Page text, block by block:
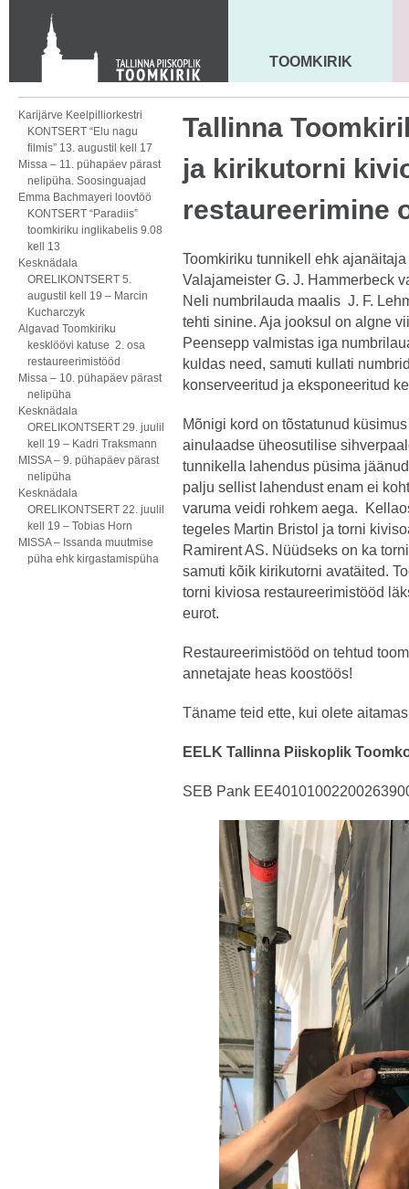
KONTAKT
Toom-Kooli 6, 10130 TALLINN
tallinna.toom@eelk.ee
MAARJA KIRIK
TOOMKIRIK
Karijärve Keelpilliorkestri
KONTSERT “Elu nagu
filmis” 13. augustil kell 17
Missa – 11. pühapäev pärast
nelipüha. Soosinguajad
Emma Bachmayeri loovtöö
KONTSERT “Paradiis”
toomkiriku inglikabelis 9.08
kell 13
Kesknädala
ORELIKONTSERT 5.
augustil kell 19 – Marcin
Kucharczyk
Algavad Toomkiriku
kesklöövi katuse 2. osa
restaureerimistööd
Missa – 10. pühapäev pärast
nelipüha
Kesknädala
ORELIKONTSERT 29. juulil
kell 19 – Kadri Traksmann
MISSA – 9. pühapäev pärast
nelipüha
Kesknädala
ORELIKONTSERT 22. juulil
kell 19 – Tobias Horn
MISSA – Issanda muutmise
püha ehk kirgastamispüha
Tallinna
ja kirikutorni
restaureerimine
Toomkiriku tunnikell ehk
Valajameister G. J. Hammerbeck
Neli numbrilauda maalis J. F.
tehti sinine. Aja jooksul on algne
Peensepp valmistas iga
kuldas need, samuti kullati
konserveeritud ja eksponeeritud
Mõnigi kord on tõstatunud
ainulaadse üheosutilise
tunnikella lahendus püsima
palju sellist lahendust enam ei
varuma veidi rohkem aega.
tegeles Martin Bristol ja torni
Ramirent AS. Nüüdseks on ka
samuti kõik kirikutorni avatäited.
torni kiviosa restaureerimistööd
eurot.
Restaureerimistööd on tehtud
annetajate heas koostöös!
Täname teid ette, kui olete
EELK Tallinna Piiskoplik
SEB Pank